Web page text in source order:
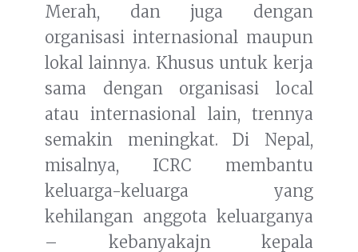
Merah, dan juga dengan
organisasi internasional maupun
lokal lainnya. Khusus untuk kerja
sama dengan organisasi local
atau internasional lain, trennya
semakin meningkat. Di Nepal,
misalnya, ICRC membantu
keluarga-keluarga yang
kehilangan anggota keluarganya
– kebanyakajn kepala